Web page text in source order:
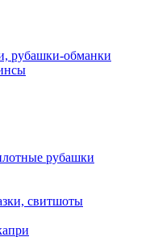
рубашки-обманки
рубашки
свитшоты